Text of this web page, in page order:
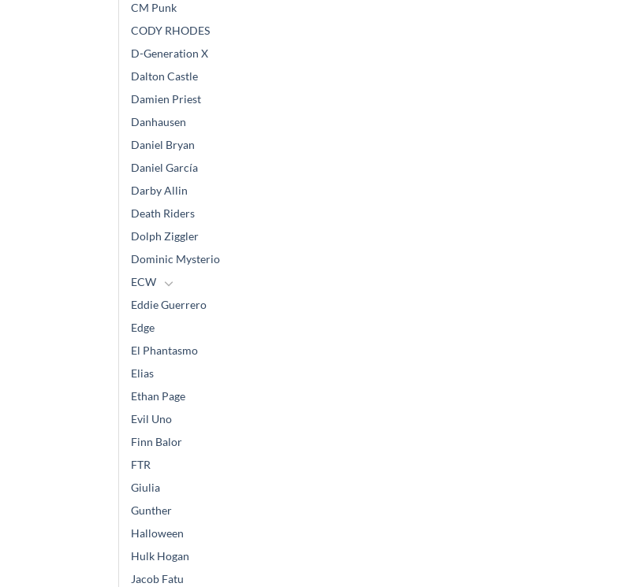
CM Punk
CODY RHODES
D-Generation X
Dalton Castle
Damien Priest
Danhausen
Daniel Bryan
Daniel García
Darby Allin
Death Riders
Dolph Ziggler
Dominic Mysterio
ECW
Eddie Guerrero
Edge
El Phantasmo
Elias
Ethan Page
Evil Uno
Finn Balor
FTR
Giulia
Gunther
Halloween
Hulk Hogan
Jacob Fatu